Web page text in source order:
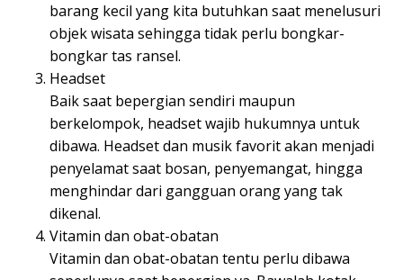
barang kecil yang kita butuhkan saat menelusuri
objek wisata sehingga tidak perlu bongkar-
bongkar tas ransel.
Headset
Baik saat bepergian sendiri maupun
berkelompok, headset wajib hukumnya untuk
dibawa. Headset dan musik favorit akan menjadi
penyelamat saat bosan, penyemangat, hingga
menghindar dari gangguan orang yang tak
dikenal.
Vitamin dan obat-obatan
Vitamin dan obat-obatan tentu perlu dibawa